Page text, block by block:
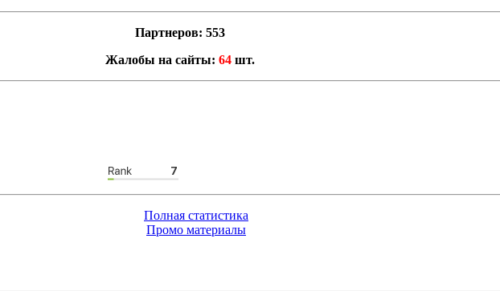
Партнеров: 553
Жалобы на сайты: 64 шт.
Полная статистика
Промо материалы